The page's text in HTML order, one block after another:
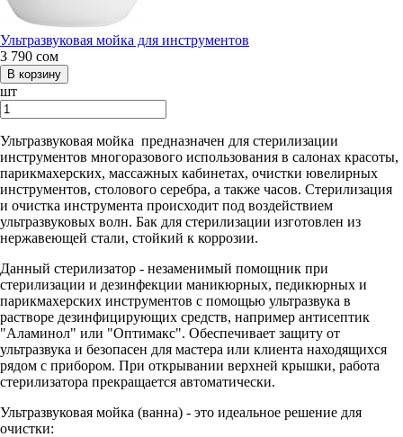
Ультразвуковая мойка для инструментов
3 790 сом
шт
Ультразвуковая мойка предназначен для стерилизации
инструментов многоразового использования в салонах красоты,
парикмахерских, массажных кабинетах, очистки ювелирных
инструментов, столового серебра, а также часов. Стерилизация
и очистка инструмента происходит под воздействием
ультразвуковых волн. Бак для стерилизации изготовлен из
нержавеющей стали, стойкий к коррозии.
Данный стерилизатор - незаменимый помощник при
стерилизации и дезинфекции маникюрных, педикюрных и
парикмахерских инструментов с помощью ультразвука в
растворе дезинфицирующих средств, например антисептик
"Аламинол" или "Оптимакс". Обеспечивает защиту от
ультразвука и безопасен для мастера или клиента находящихся
рядом с прибором. При открывании верхней крышки, работа
стерилизатора прекращается автоматически.
Ультразвуковая мойка (ванна) - это идеальное решение для
очистки: